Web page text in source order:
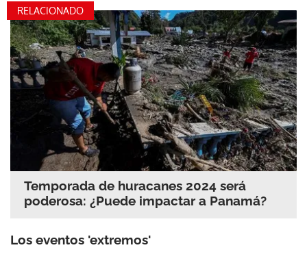
RELACIONADO
Temporada de huracanes 2024 será
poderosa: ¿Puede impactar a Panamá?
Los eventos 'extremos'